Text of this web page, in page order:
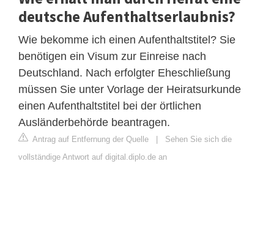
deutsche Aufenthaltserlaubnis?
Wie bekomme ich einen Aufenthaltstitel? Sie
benötigen ein Visum zur Einreise nach
Deutschland. Nach erfolgter Eheschließung
müssen Sie unter Vorlage der Heiratsurkunde
einen Aufenthaltstitel bei der örtlichen
Ausländerbehörde beantragen.
Antrag auf Entfernung der Quelle | Sehen Sie sich die
vollständige Antwort auf digital.diplo.de an